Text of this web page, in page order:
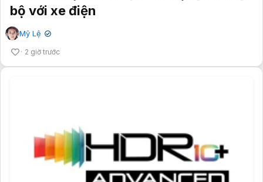
bộ với xe điện
Mỹ Lệ ✔
2 giờ trước